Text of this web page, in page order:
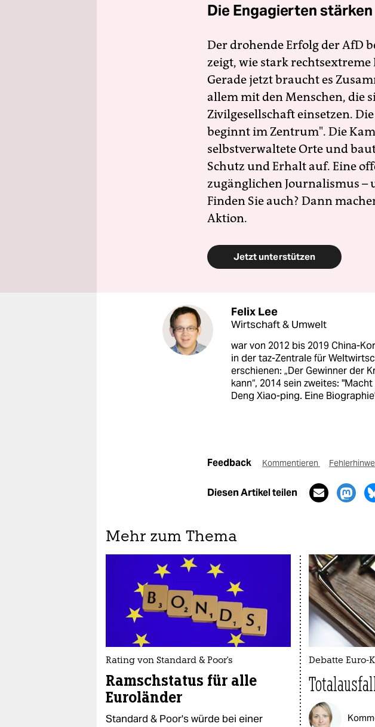
Die Engagierten stärken
Der drohende Erfolg der AfD
zeigt, wie stark
Gerade jetzt braucht es
allem mit den Menschen, die
Zivilgesellschaft einsetzen.
beginnt im Zentrum". Die
selbstverwaltete Orte und
Schutz und Erhalt auf. Eine
zugänglichen Journalismus –
Finden Sie auch? Dann
Aktion.
Jetzt unterstützen
Felix Lee
Wirtschaft & Umwelt
war von 2012 bis 2019 China-
in der taz-Zentrale für
erschienen: „Der Gewinner der
kann“, 2014 sein zweites:
Deng Xiao-ping. Eine
Feedback Kommentieren
Diesen Artikel teilen
Mehr zum Thema
Rating von Standard & Poor's
Ramschstatus für alle
Euroländer
Standard & Poor's würde bei einer
Debatte Euro-